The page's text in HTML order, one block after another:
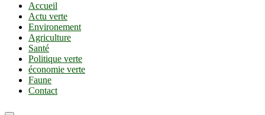
Accueil
Actu verte
Environement
Agriculture
Santé
Politique verte
économie verte
Faune
Contact